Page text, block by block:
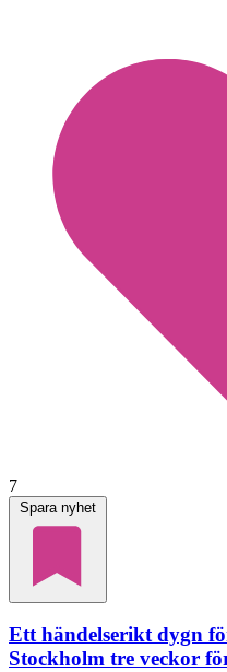
7
Spara nyhet
Ett händelserikt dygn
Stockholm tre veckor